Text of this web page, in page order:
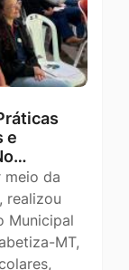
e
meio da
realizou
Municipal
MT,